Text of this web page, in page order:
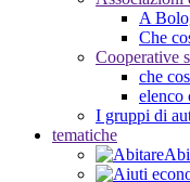
A
Che
Cooperative
che
elenco
I gruppi di
tematiche